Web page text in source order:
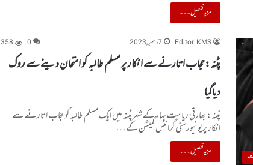
مزید تفصیل۔۔۔
Editor KMS 7 دسمبر, 2023 0
358
پٹنہ:حجاب اتارنے سے انکار پر مسلم طالبہ کو امتحان دینے سے روک
دیاگیا
پٹنہ: بھارتی ریاست بہار کے شہر پٹنہ میں ایک مسلم طالبہ کو حجاب اتارنے سے
انکار پریونیورسٹی گرانٹس کمیشن کے…
مزید تفصیل۔۔۔